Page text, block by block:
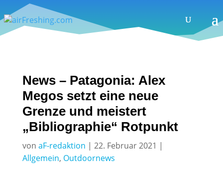
News – Patagonia: Alex
Megos setzt eine neue
Grenze und meistert
„Bibliographie“ Rotpunkt
von aF-redaktion | 22. Februar 2021 |
Allgemein, Outdoornews